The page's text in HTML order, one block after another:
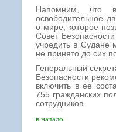
Напомним, что
освободительное
о мире, которое
Совет
учредить в
не принято до сих
Генеральный
Безопасности
включить в ее
755 гражданских
сотрудников.
в начало